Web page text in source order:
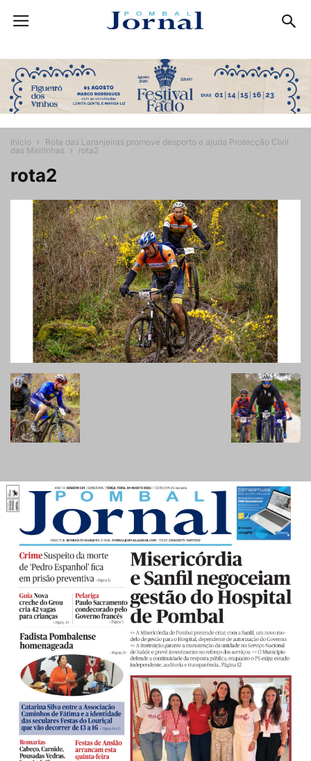
Início
Rota das Laranjeiras promove desporto e ajuda Protecção Civil
das Meirinhas
rota2
rota2